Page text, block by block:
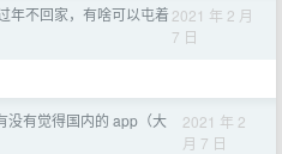
年不回家，有啥可以屯着 2021 年 2 月
7 日
没有觉得国内的 app（大
2021 年 2
月 7 日